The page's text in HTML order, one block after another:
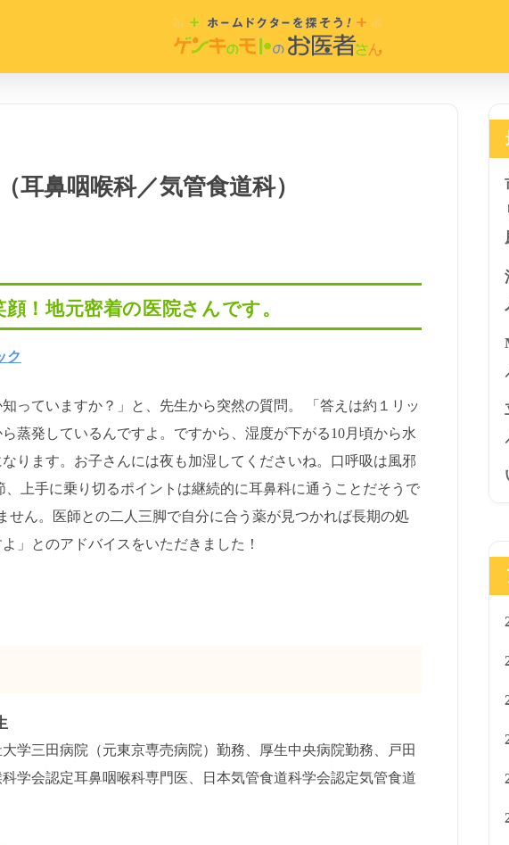
耳鼻咽喉科／気管食道科）
！地元密着の医院さんです。
ク
っていますか？」と、先生から突然の質問。 「答えは約１リッ
蒸発しているんですよ。ですから、湿度が下がる10月頃から水
ります。お子さんには夜も加湿してくださいね。口呼吸は風邪
上手に乗り切るポイントは継続的に耳鼻科に通うことだそうで
せん。医師との二人三脚で自分に合う薬が見つかれば長期の処
」とのアドバイスをいただきました！
学三田病院（元東京専売病院）勤務、厚生中央病院勤務、戸田
学会認定耳鼻咽喉科専門医、日本気管食道科学会認定気管食道